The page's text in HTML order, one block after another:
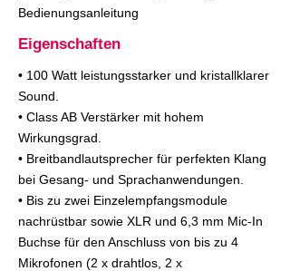
Bedienungsanleitung
Eigenschaften
• 100 Watt leistungsstarker und kristallklarer
Sound.
• Class AB Verstärker mit hohem
Wirkungsgrad.
• Breitbandlautsprecher für perfekten Klang
bei Gesang- und Sprachanwendungen.
• Bis zu zwei Einzelempfangsmodule
nachrüstbar sowie XLR und 6,3 mm Mic-In
Buchse für den Anschluss von bis zu 4
Mikrofonen (2 x drahtlos, 2 x